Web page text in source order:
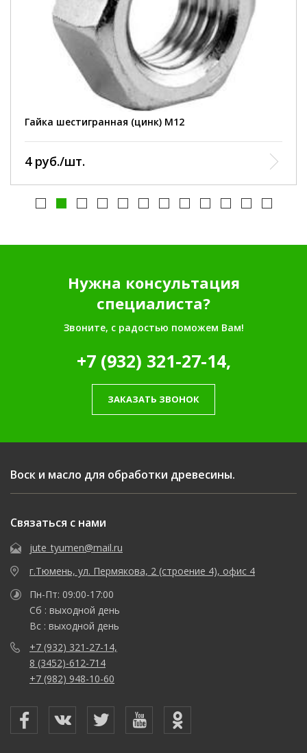
Гайка шестигранная (цинк) М12
4 руб./шт.
Нужна консультация
специалиста?
Звоните, с радостью поможем Вам!
+7 (932) 321-27-14,
ЗАКАЗАТЬ ЗВОНОК
Воск и масло для обработки древесины.
Связаться с нами
jute_tyumen@mail.ru
г.Тюмень, ул. Пермякова, 2 (строение 4), офис 4
Пн-Пт: 09:00-17:00
Сб : выходной день
Вс : выходной день
+7 (932) 321-27-14,
8 (3452)-612-714
+7 (982) 948-10-60